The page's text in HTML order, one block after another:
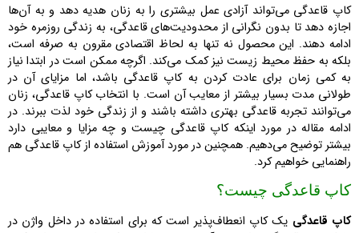
کاپ قاعدگی می‌تواند آزادی عمل بیشتری را به زنان هدیه دهد و به آن‌ها
اجازه دهد تا بدون نگرانی از محدودیت‌های قاعدگی، به زندگی روزمره خود
ادامه دهند. این محصول نه تنها به لحاظ اقتصادی مقرون به صرفه است،
بلکه به حفظ محیط زیست نیز کمک می‌کند. اگرچه ممکن است در ابتدا نیاز
به کمی زمان برای عادت کردن به کاپ قاعدگی باشد، اما مزایای آن در
طولانی مدت بسیار بیشتر از معایب آن است. با انتخاب کاپ قاعدگی، زنان
می‌توانند تجربه قاعدگی بهتری داشته باشند و از زندگی خود لذت ببرند. در
ادامه مقاله در مورد اینکه کاپ قاعدگی چیست و چه مزایا و معایبی دارد
بیشتر توضیح می‌دهیم. همچنین در مورد آموزش استفاده از کاپ قاعدگی هم
راهنمایی خواهیم کرد.
کاپ قاعدگی چیست؟
کاپ قاعدگی یک کاپ انعطاف‌پذیر است که برای استفاده در داخل واژن در